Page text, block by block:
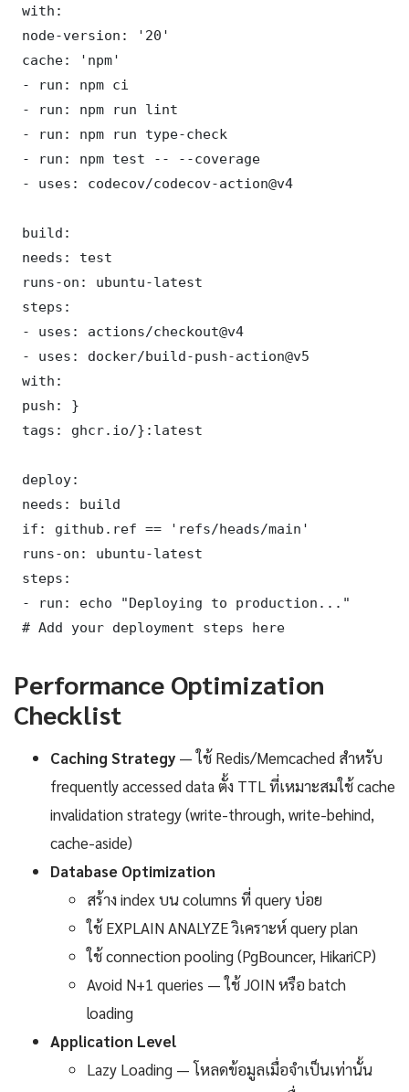
with:
node-version: '20'
cache: 'npm'
- run: npm ci
- run: npm run lint
- run: npm run type-check
- run: npm test -- --coverage
- uses: codecov/codecov-action@v4
build:
needs: test
runs-on: ubuntu-latest
steps:
- uses: actions/checkout@v4
- uses: docker/build-push-action@v5
with:
push: }
tags: ghcr.io/}:latest
deploy:
needs: build
if: github.ref == 'refs/heads/main'
runs-on: ubuntu-latest
steps:
- run: echo "Deploying to production..."
# Add your deployment steps here
Performance Optimization
Checklist
Caching Strategy — ใช้ Redis/Memcached สำหรับ
frequently accessed data ตั้ง TTL ที่เหมาะสมใช้ cache
invalidation strategy (write-through, write-behind,
cache-aside)
Database Optimization
สร้าง index บน columns ที่ query บ่อย
ใช้ EXPLAIN ANALYZE วิเคราะห์ query plan
ใช้ connection pooling (PgBouncer, HikariCP)
Avoid N+1 queries — ใช้ JOIN หรือ batch
loading
Application Level
Lazy Loading — โหลดข้อมูลเมื่อจำเป็นเท่านั้น